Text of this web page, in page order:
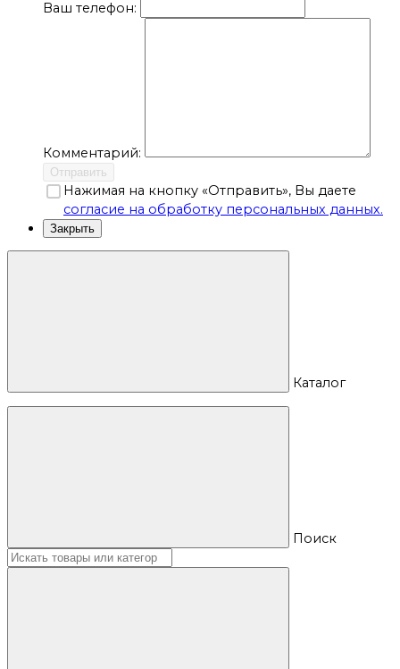
Ваш телефон:
Комментарий:
Отправить
Нажимая на кнопку «Отправить», Вы даете
согласие на обработку персональных данных.
Закрыть
Каталог
Поиск